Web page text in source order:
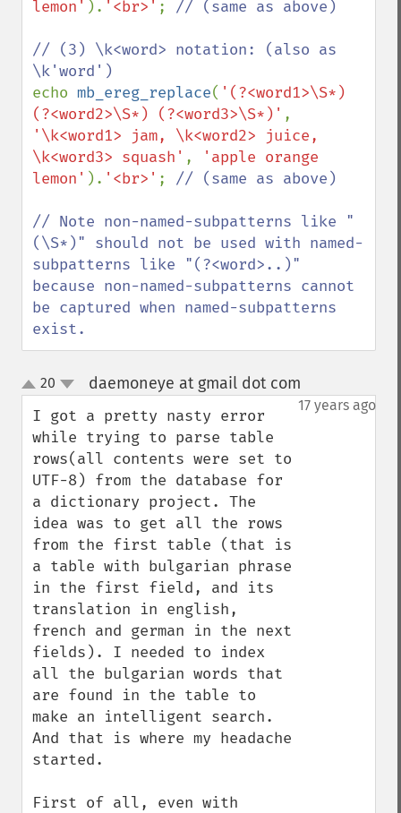
lemon' ). '<br>' ; // (same as above)
// (3) \k<word> notation: (also as
echo mb_ereg_replace( '(?<word1>\S*)
(?<word2>\S*) (?<word3>\S*)'
'\k<word1> jam, \k<word2> juice,
\k<word3> squash' ,
'apple orange
lemon' ). '<br>' ; // (same as above)
// Note non-named-subpatterns like "
(\S*)" should not be used with named-
subpatterns like "(?<word>..)"
because non-named-subpatterns cannot
be captured when named-subpatterns
exist.
up
down
20 daemoneye at gmail dot com
17 years ago
I got a pretty nasty error
while trying to parse table
rows(all contents were set to
UTF-8) from the database for
a dictionary project. The
idea was to get all the rows
from the first table (that is
a table with bulgarian phrase
in the first field, and its
translation in english,
french and german in the next
fields). I needed to index
all the bulgarian words that
are found in the table to
make an intelligent search.
And that is where my headache
started.
First of all, even with